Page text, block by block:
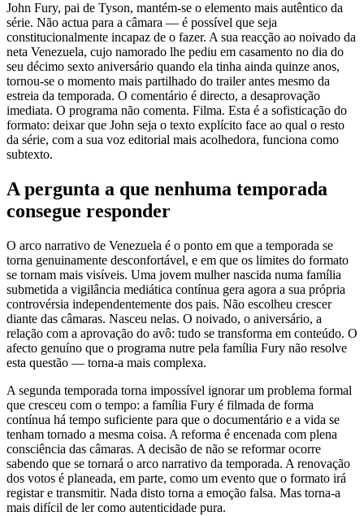
John Fury, pai de Tyson, mantém-se o elemento mais autêntico da
série. Não actua para a câmara — é possível que seja
constitucionalmente incapaz de o fazer. A sua reacção ao noivado da
neta Venezuela, cujo namorado lhe pediu em casamento no dia do
seu décimo sexto aniversário quando ela tinha ainda quinze anos,
tornou-se o momento mais partilhado do trailer antes mesmo da
estreia da temporada. O comentário é directo, a desaprovação
imediata. O programa não comenta. Filma. Esta é a sofisticação do
formato: deixar que John seja o texto explícito face ao qual o resto
da série, com a sua voz editorial mais acolhedora, funciona como
subtexto.
A pergunta a que nenhuma temporada
consegue responder
O arco narrativo de Venezuela é o ponto em que a temporada se
torna genuinamente desconfortável, e em que os limites do formato
se tornam mais visíveis. Uma jovem mulher nascida numa família
submetida a vigilância mediática contínua gera agora a sua própria
controvérsia independentemente dos pais. Não escolheu crescer
diante das câmaras. Nasceu nelas. O noivado, o aniversário, a
relação com a aprovação do avô: tudo se transforma em conteúdo. O
afecto genuíno que o programa nutre pela família Fury não resolve
esta questão — torna-a mais complexa.
A segunda temporada torna impossível ignorar um problema formal
que cresceu com o tempo: a família Fury é filmada de forma
contínua há tempo suficiente para que o documentário e a vida se
tenham tornado a mesma coisa. A reforma é encenada com plena
consciência das câmaras. A decisão de não se reformar ocorre
sabendo que se tornará o arco narrativo da temporada. A renovação
dos votos é planeada, em parte, como um evento que o formato irá
registar e transmitir. Nada disto torna a emoção falsa. Mas torna-a
mais difícil de ler como autenticidade pura.